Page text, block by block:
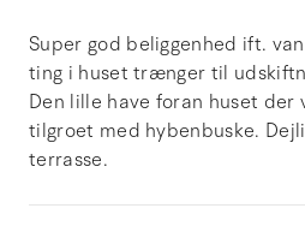
Super god beliggenhed ift.
ting i huset trænger til
Den lille have foran huset der
tilgroet med hybenbuske.
terrasse.